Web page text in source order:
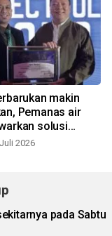
makin
Pemanas air
solusi
2026
pada Sabtu